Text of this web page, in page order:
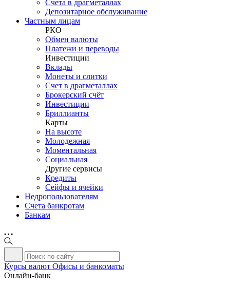
Счета в драгметаллах
Депозитарное обслуживание
Частным лицам
РКО
Обмен валюты
Платежи и переводы
Инвестиции
Вклады
Монеты и слитки
Счет в драгметаллах
Брокерский счёт
Инвестиции
Бриллианты
Карты
На высоте
Молодежная
Моментальная
Социальная
Другие сервисы
Кредиты
Сейфы и ячейки
Недропользователям
Счета банкротам
Банкам
Курсы валют Офисы и банкоматы
Онлайн-банк